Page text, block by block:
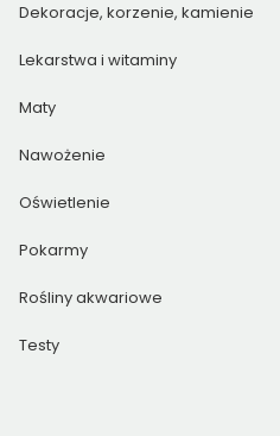
Dekoracje, korzenie, kamienie
Lekarstwa i witaminy
Maty
Nawożenie
Oświetlenie
Pokarmy
Rośliny akwariowe
Testy